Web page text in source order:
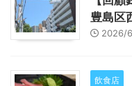
豊島区
2026/
飲食店